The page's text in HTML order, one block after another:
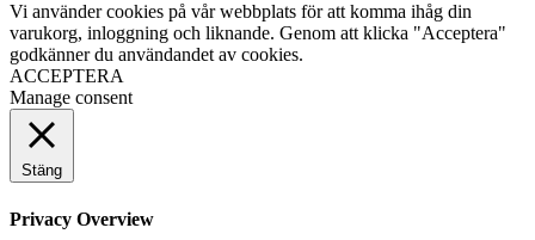
Vi använder cookies på vår webbplats för att komma ihåg din
varukorg, inloggning och liknande. Genom att klicka "Acceptera"
godkänner du användandet av cookies.
ACCEPTERA
Manage consent
Stäng
Privacy Overview